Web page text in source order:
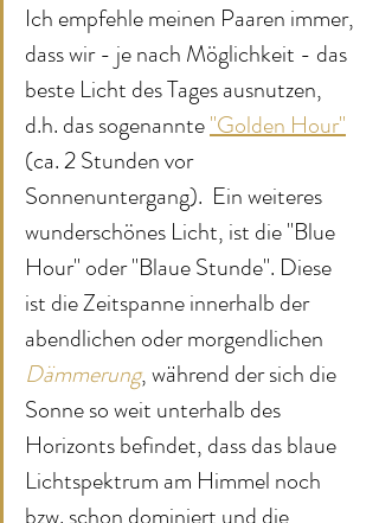
Ich empfehle meinen Paaren immer,
dass wir - je nach Möglichkeit - das
beste Licht des Tages ausnutzen,
d.h. das sogenannte "Golden Hour"
(ca. 2 Stunden vor
Sonnenuntergang).  Ein weiteres
wunderschönes Licht, ist die "Blue
Hour" oder "Blaue Stunde". Diese
ist die Zeitspanne innerhalb der
abendlichen oder morgendlichen
Dämmerung, während der sich die
Sonne so weit unterhalb des
Horizonts befindet, dass das blaue
Lichtspektrum am Himmel noch